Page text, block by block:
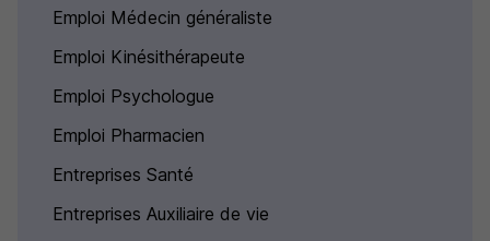
Emploi Médecin généraliste
Emploi Kinésithérapeute
Emploi Psychologue
Emploi Pharmacien
Entreprises Santé
Entreprises Auxiliaire de vie